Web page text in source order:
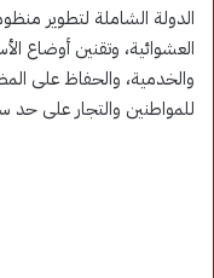
الدولة الشاملة لتطوير
العشوائية، وتقنين أوضاع
والخدمية، والحفاظ على
للمواطنين والتجار على حد